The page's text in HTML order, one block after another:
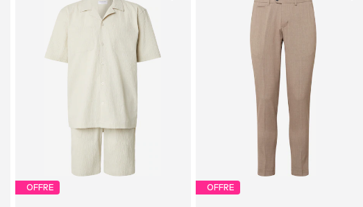
OFFRE OFFRE